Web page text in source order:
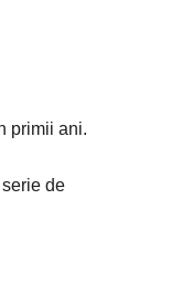
primii ani.
de